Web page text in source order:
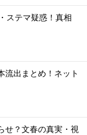
ステマ疑惑！真相
流出まとめ！ネット
せ？文春の真実・視